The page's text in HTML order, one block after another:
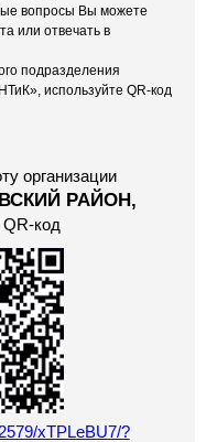
вопросы Вы можете
или отвечать в
подразделения
используйте QR-код
организации
РАЙОН,
QR-код
xTPLeBU7/?